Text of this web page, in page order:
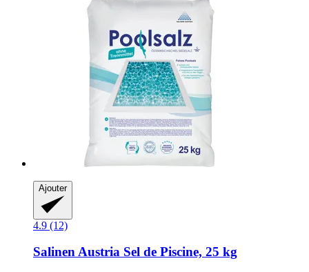
Ajouter
4.9 (12)
Salinen Austria Sel de Piscine, 25 kg